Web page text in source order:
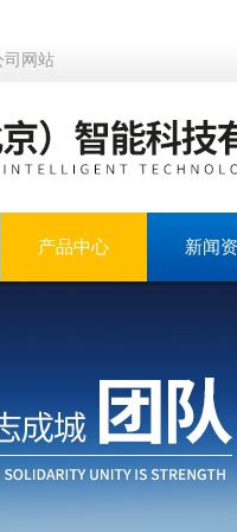
司网站
产品中心 新闻